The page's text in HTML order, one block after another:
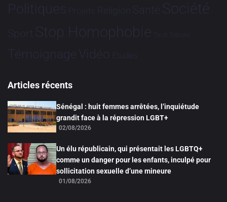
Politiques Projets Religion Santé Société
Sport Stop Homophobie Tech Tribune
TémoignageVidéo Études
Articles récents
Sénégal : huit femmes arrêtées, l’inquiétude
grandit face à la répression LGBT+
02/08/2026
Un élu républicain, qui présentait les LGBTQ+
comme un danger pour les enfants, inculpé pour
sollicitation sexuelle d’une mineure
01/08/2026